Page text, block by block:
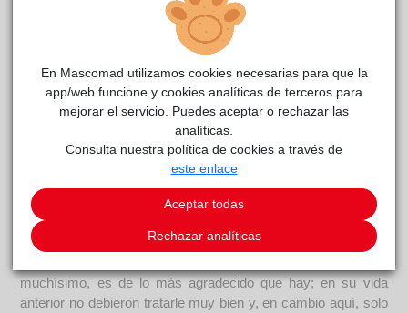
reside actualmente en el centro de acogida
COMENTARIOS
Carácter
Llegó siendo un cachorrote abandonado en un pueblo de
Madrid; nos da la impresión de que ha debido vivir en alguna
que ha crecido, hemos actualizado sus fotos; se ha
convertido en un mastín muy guapetón y cariñoso, sale con
nosotros de paseo y le encanta, sobre todo si le acompaña
muchísimo, es de lo más agradecido que hay; en su vida
anterior no debieron tratarle muy bien y, en cambio aquí, solo
En Mascomad utilizamos cookies necesarias para que la
app/web funcione y cookies analíticas de terceros para
mejorar el servicio. Puedes aceptar o rechazar las
analíticas.
Consulta nuestra política de cookies a través de
este enlace
Aceptar todas
Rechazar analíticas